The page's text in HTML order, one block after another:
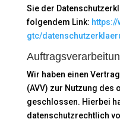
Sie der
folgendem Link:
gtc/
Wir haben einen
(AVV) zur Nutzung des
geschlossen. Hierbei
datenschutzrechtlich